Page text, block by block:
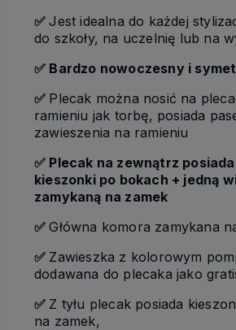
✅Jest idealna do każdej
do szkoły, na uczelnię lub na
✅ Bardzo nowoczesny i
✅ Plecak można nosić na
ramieniu jak torbę, posiada
zawieszenia na ramieniu
✅ Plecak na zewnątrz
kieszonki po bokach + jedną
zamykaną na zamek
✅Główna komora zamykana
✅ Zawieszka z kolorowym
dodawana do plecaka jako
✅ Z tyłu plecak posiada
na zamek,